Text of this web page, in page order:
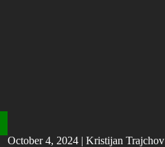
October 4, 2024 | Kristijan Trajchov